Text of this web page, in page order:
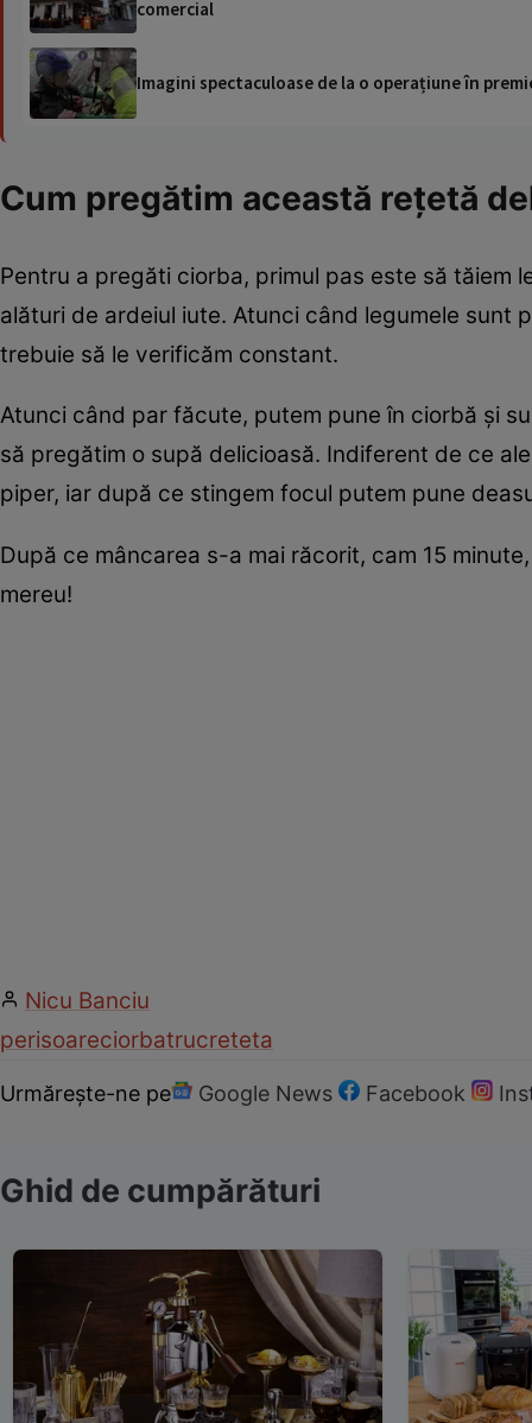
comercial
Imagini spectaculoase de la o operațiune în
Cum pregătim această rețetă
Pentru a pregăti ciorba, primul pas este să tăiem
alături de ardeiul iute. Atunci când legumele sunt
trebuie să le verificăm constant.
Atunci când par făcute, putem pune în ciorbă și
să pregătim o supă delicioasă. Indiferent de ce
piper, iar după ce stingem focul putem pune
După ce mâncarea s-a mai răcorit, cam 15
mereu!
Nicu Banciu
perisoareciorbatrucreteta
Urmărește-ne pe Google News Facebook
Ghid de cumpărături